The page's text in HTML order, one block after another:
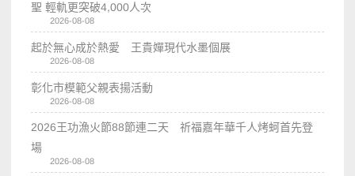
聖 輕軌更突破4,000人次
2026-08-08
起於無心成於熱愛 王貴嬋現代水墨個展
2026-08-08
彰化市模範父親表揚活動
2026-08-08
2026王功漁火節88節連二天 祈福嘉年華千人烤蚵首先登
場
2026-08-08